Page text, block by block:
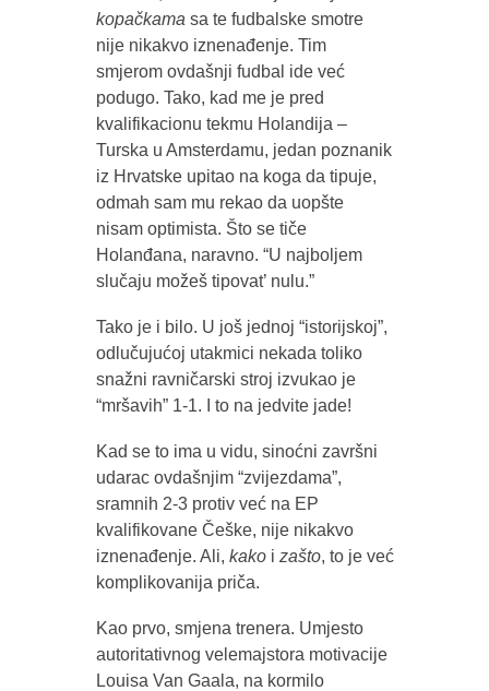
kopačkama sa te fudbalske smotre
nije nikakvo iznenađenje. Tim
smjerom ovdašnji fudbal ide već
podugo. Tako, kad me je pred
kvalifikacionu tekmu Holandija –
Turska u Amsterdamu, jedan poznanik
iz Hrvatske upitao na koga da tipuje,
odmah sam mu rekao da uopšte
nisam optimista. Što se tiče
Holanđana, naravno. “U najboljem
slučaju možeš tipovat’ nulu.”
Tako je i bilo. U još jednoj “istorijskoj”,
odlučujućoj utakmici nekada toliko
snažni ravničarski stroj izvukao je
“mršavih” 1-1. I to na jedvite jade!
Kad se to ima u vidu, sinoćni završni
udarac ovdašnjim “zvijezdama”,
sramnih 2-3 protiv već na EP
kvalifikovane Češke, nije nikakvo
iznenađenje. Ali, kako i zašto, to je već
komplikovanija priča.
Kao prvo, smjena trenera. Umjesto
autoritativnog velemajstora motivacije
Louisa Van Gaala, na kormilo